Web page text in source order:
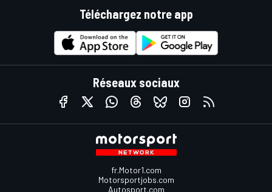
Téléchargez notre app
Réseaux sociaux
fr.Motor1.com
Motorsportjobs.com
Autosport.com